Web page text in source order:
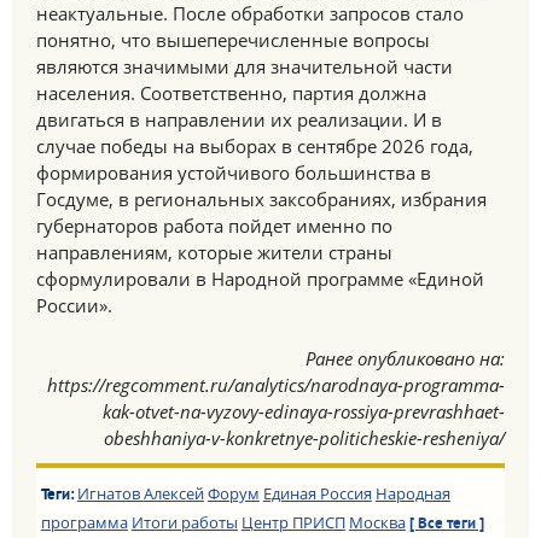
неактуальные. После обработки запросов стало
понятно, что вышеперечисленные вопросы
являются значимыми для значительной части
населения. Соответственно, партия должна
двигаться в направлении их реализации. И в
случае победы на выборах в сентябре 2026 года,
формирования устойчивого большинства в
Госдуме, в региональных заксобраниях, избрания
губернаторов работа пойдет именно по
направлениям, которые жители страны
сформулировали в Народной программе «Единой
России».
Ранее опубликовано на:
https://regcomment.ru/analytics/narodnaya-programma-
kak-otvet-na-vyzovy-edinaya-rossiya-prevrashhaet-
obeshhaniya-v-konkretnye-politicheskie-resheniya/
Теги: Игнатов АлексейФорум Единая Россия Народная
программа Итоги работы Центр ПРИСП Москва [ Все теги ]